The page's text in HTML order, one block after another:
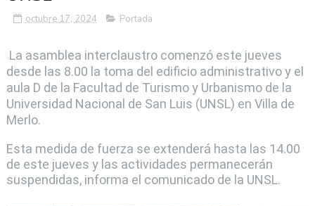
octubre 17, 2024 Portada
La asamblea interclaustro comenzó este jueves
desde las 8.00 la toma del edificio administrativo y el
aula D de la Facultad de Turismo y Urbanismo de la
Universidad Nacional de San Luis (UNSL) en Villa de
Merlo.
Esta medida de fuerza se extenderá hasta las 14.00
de este jueves y las actividades permanecerán
suspendidas, informa el comunicado de la UNSL.